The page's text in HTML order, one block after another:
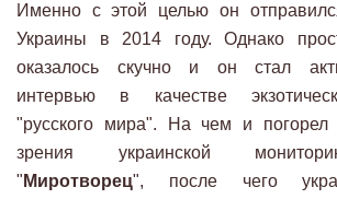
Именно с этой целью он
Украины в 2014 году. Однако
оказалось скучно и он стал
интервью в качестве
"русского мира". На чем и
зрения украинской
" Миротворец", после чего